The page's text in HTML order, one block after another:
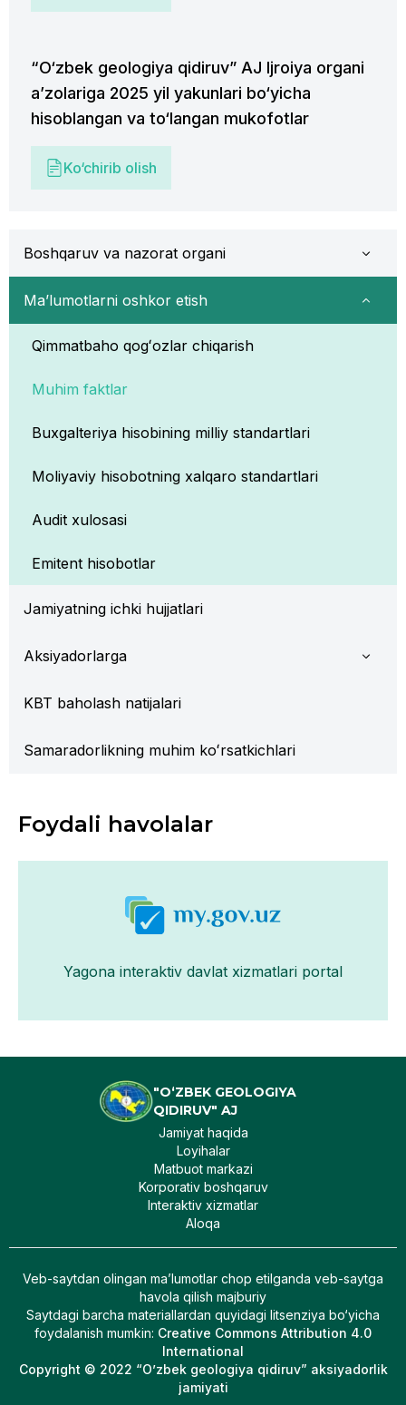
“O‘zbek geologiya qidiruv” AJ Ijroiya organi
aʼzolariga 2025 yil yakunlari bo‘yicha
hisoblangan va to‘langan mukofotlar
Ko‘chirib olish
Boshqaruv va nazorat organi
Ma’lumotlarni oshkor etish
Qimmatbaho qogʻozlar chiqarish
Muhim faktlar
Buxgalteriya hisobining milliy standartlari
Moliyaviy hisobotning xalqaro standartlari
Audit xulosasi
Emitent hisobotlar
Jamiyatning ichki hujjatlari
Aksiyadorlarga
KBT baholash natijalari
Samaradorlikning muhim koʻrsatkichlari
Foydali havolalar
Yagona interaktiv davlat xizmatlari portal
"O‘ZBEK GEOLOGIYA
QIDIRUV" AJ
Jamiyat haqida
Loyihalar
Matbuot markazi
Korporativ boshqaruv
Interaktiv xizmatlar
Aloqa
Veb-saytdan olingan maʼlumotlar chop etilganda veb-saytga
havola qilish majburiy
Saytdagi barcha materiallardan quyidagi litsenziya bo‘yicha
foydalanish mumkin: Creative Commons Attribution 4.0
International
Copyright © 2022 “O’zbek geologiya qidiruv” aksiyadorlik
jamiyati